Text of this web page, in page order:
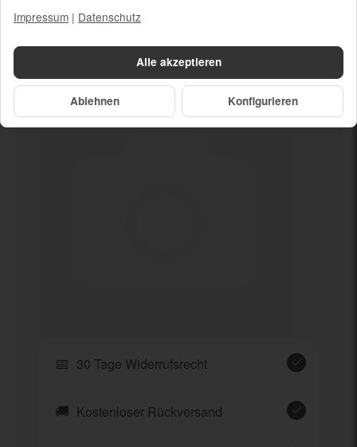
Ja (mind. 84%)
📅 30 Tage Widerrufsrecht
🚚 Kostenloser Rückversand
Alle akzeptieren
Ablehnen Konfigurieren
Impressum | Datenschutz